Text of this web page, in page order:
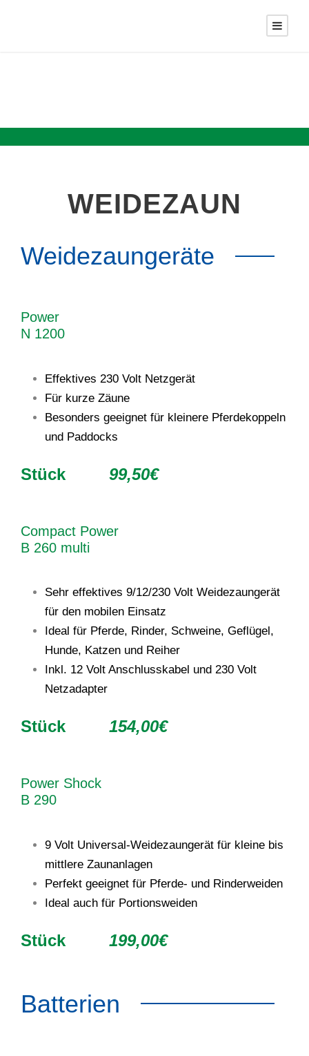
WEIDEZAUN
Weidezaungeräte
Power
N 1200
Effektives 230 Volt Netzgerät
Für kurze Zäune
Besonders geeignet für kleinere Pferdekoppeln
und Paddocks
Stück 99,50€
Compact Power
B 260 multi
Sehr effektives 9/12/230 Volt Weidezaungerät
für den mobilen Einsatz
Ideal für Pferde, Rinder, Schweine, Geflügel,
Hunde, Katzen und Reiher
Inkl. 12 Volt Anschlusskabel und 230 Volt
Netzadapter
Stück 154,00€
Power Shock
B 290
9 Volt Universal-Weidezaungerät für kleine bis
mittlere Zaunanlagen
Perfekt geeignet für Pferde- und Rinderweiden
Ideal auch für Portionsweiden
Stück 199,00€
Batterien